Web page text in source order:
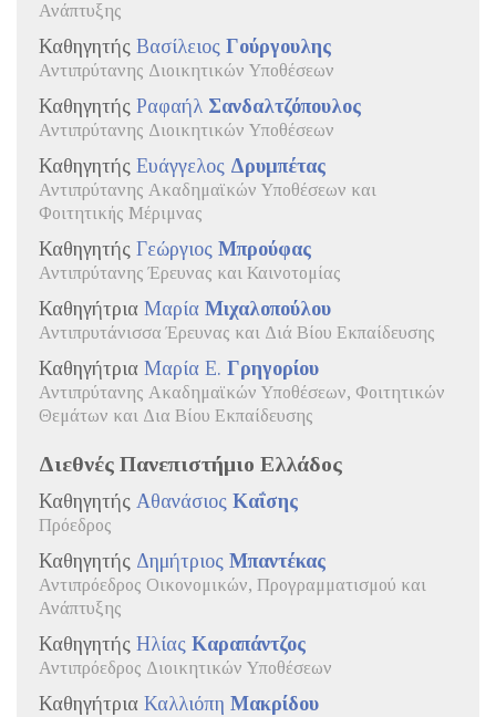
Ανάπτυξης
Καθηγητής Βασίλειος Γούργουλης
Αντιπρύτανης Διοικητικών Υποθέσεων
Καθηγητής Ραφαήλ Σανδαλτζόπουλος
Αντιπρύτανης Διοικητικών Υποθέσεων
Καθηγητής Ευάγγελος Δρυμπέτας
Αντιπρύτανης Ακαδημαϊκών Υποθέσεων και
Φοιτητικής Μέριμνας
Καθηγητής Γεώργιος Μπρούφας
Αντιπρύτανης Έρευνας και Καινοτομίας
Καθηγήτρια Μαρία Μιχαλοπούλου
Αντιπρυτάνισσα Έρευνας και Διά Βίου Εκπαίδευσης
Καθηγήτρια Μαρία Ε. Γρηγορίου
Αντιπρύτανης Ακαδημαϊκών Υποθέσεων, Φοιτητικών
Θεμάτων και Δια Βίου Εκπαίδευσης
Διεθνές Πανεπιστήμιο Ελλάδος
Καθηγητής Αθανάσιος Καΐσης
Πρόεδρος
Καθηγητής Δημήτριος Μπαντέκας
Αντιπρόεδρος Οικονομικών, Προγραμματισμού και
Ανάπτυξης
Καθηγητής Ηλίας Καραπάντζος
Αντιπρόεδρος Διοικητικών Υποθέσεων
Καθηγήτρια Καλλιόπη Μακρίδου